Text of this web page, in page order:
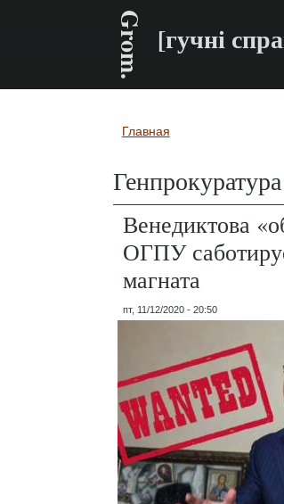
Grom. [гучні
Вы здесь
Главная
Генпрокуратура
Венедиктова
ОГПУ
магната
пт, 11/12/2020 - 20:50